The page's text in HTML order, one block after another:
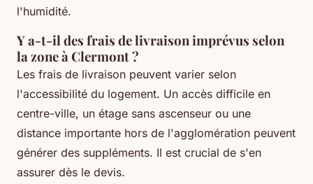
l'humidité.
Y a-t-il des frais de livraison imprévus selon
la zone à Clermont ?
Les frais de livraison peuvent varier selon
l'accessibilité du logement. Un accès difficile en
centre-ville, un étage sans ascenseur ou une
distance importante hors de l'agglomération peuvent
générer des suppléments. Il est crucial de s'en
assurer dès le devis.